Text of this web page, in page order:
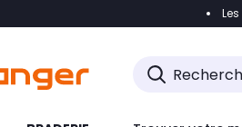
Accéder